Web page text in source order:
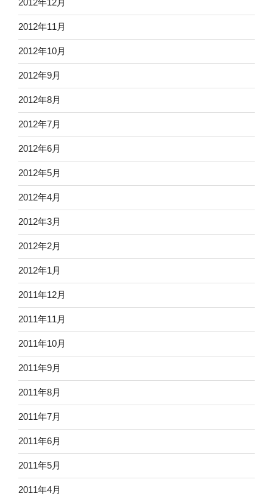
2012年12月
2012年11月
2012年10月
2012年9月
2012年8月
2012年7月
2012年6月
2012年5月
2012年4月
2012年3月
2012年2月
2012年1月
2011年12月
2011年11月
2011年10月
2011年9月
2011年8月
2011年7月
2011年6月
2011年5月
2011年4月